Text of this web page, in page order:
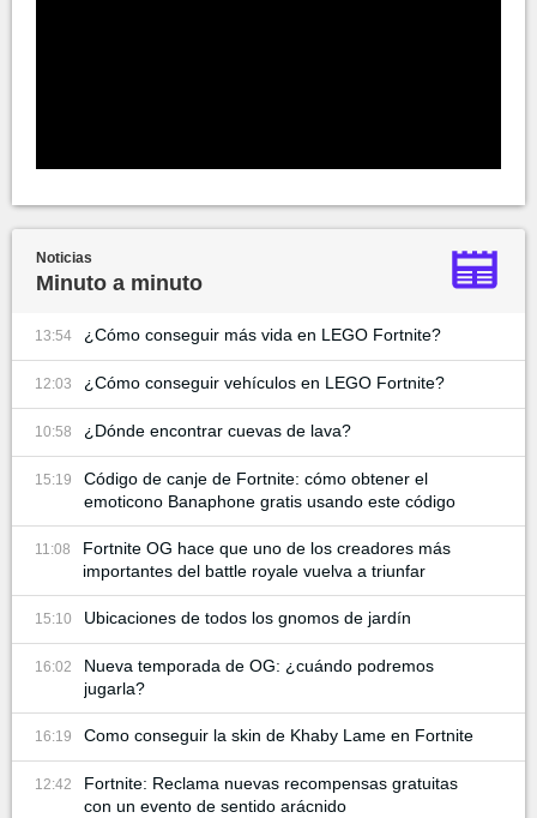
Noticias
Minuto a minuto
13:54 ¿Cómo conseguir más vida en LEGO Fortnite?
12:03 ¿Cómo conseguir vehículos en LEGO Fortnite?
10:58 ¿Dónde encontrar cuevas de lava?
15:19
Código de canje de Fortnite: cómo obtener el
emoticono Banaphone gratis usando este código
11:08
Fortnite OG hace que uno de los creadores más
importantes del battle royale vuelva a triunfar
15:10 Ubicaciones de todos los gnomos de jardín
16:02
Nueva temporada de OG: ¿cuándo podremos
jugarla?
16:19 Como conseguir la skin de Khaby Lame en Fortnite
12:42
Fortnite: Reclama nuevas recompensas gratuitas
con un evento de sentido arácnido